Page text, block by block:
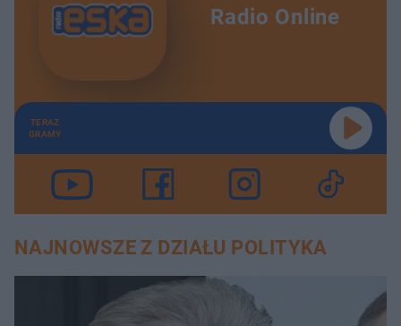
Radio Online
TERAZ
GRAMY
NAJNOWSZE Z DZIAŁU POLITYKA